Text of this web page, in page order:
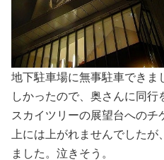
地下駐車場に無事駐車できま
しかったので、奥さんに同
スカイツリーの展望台へのチ
上には上がれませんでした
ました。泣きそう。